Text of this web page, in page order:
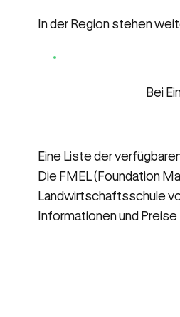
In der Region stehen
Bei
Eine Liste der
Die FMEL (Foundation
Landwirtschaftsschule
Informationen und Preise